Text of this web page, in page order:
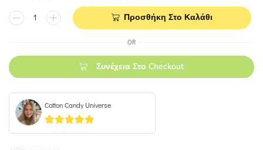
Προσθήκη Στο Καλάθι
OR
Συνέχεια Στο Checkout
Cotton Candy Universe
5out of 5